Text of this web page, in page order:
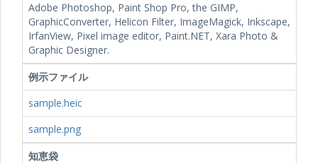
Adobe Photoshop, Paint Shop Pro, the GIMP,
GraphicConverter, Helicon Filter, ImageMagick, Inkscape,
IrfanView, Pixel image editor, Paint.NET, Xara Photo &
Graphic Designer.
例示ファイル
sample.heic
sample.png
知恵袋